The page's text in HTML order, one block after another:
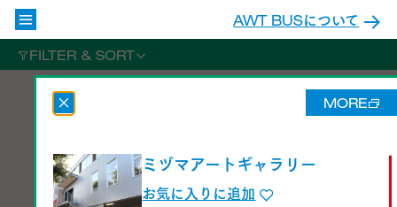
AWT BUSについて
FILTER & SORT
MORE
ミヅマアートギャラリー
お気に入りに追加